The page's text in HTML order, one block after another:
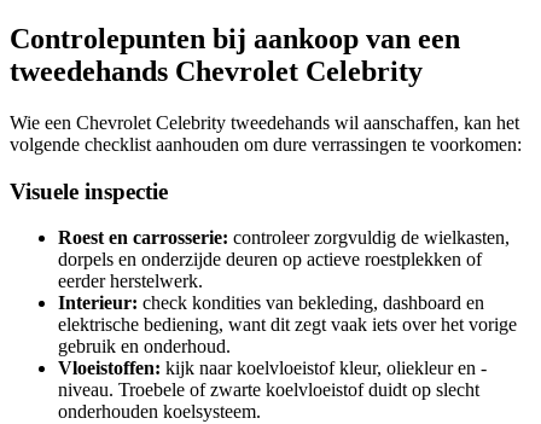
Controlepunten bij aankoop van een
tweedehands Chevrolet Celebrity
Wie een Chevrolet Celebrity tweedehands wil aanschaffen, kan het
volgende checklist aanhouden om dure verrassingen te voorkomen:
Visuele inspectie
Roest en carrosserie: controleer zorgvuldig de wielkasten,
dorpels en onderzijde deuren op actieve roestplekken of
eerder herstelwerk.
Interieur: check kondities van bekleding, dashboard en
elektrische bediening, want dit zegt vaak iets over het vorige
gebruik en onderhoud.
Vloeistoffen: kijk naar koelvloeistof kleur, oliekleur en -
niveau. Troebele of zwarte koelvloeistof duidt op slecht
onderhouden koelsysteem.